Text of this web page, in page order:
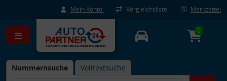
Mein Konto Vergleichsliste Merkzettel
Nummernsuche Volltextsuche
0